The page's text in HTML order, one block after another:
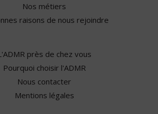
Nos métiers
raisons de nous rejoindre
près de chez vous
Pourquoi choisir l'ADMR
Nous contacter
Mentions légales